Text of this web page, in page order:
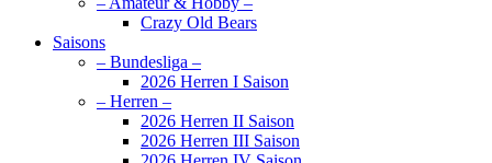
Crazy Old Bears
Saisons
– Bundesliga –
2026 Herren I Saison
– Herren –
2026 Herren II Saison
2026 Herren III Saison